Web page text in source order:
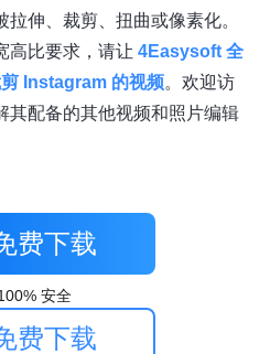
伸、裁剪、扭曲或像素化。
高比要求，请让 4Easysoft 全
Instagram 的视频。欢迎访
其配备的其他视频和照片编辑
费下载
安全
费下载